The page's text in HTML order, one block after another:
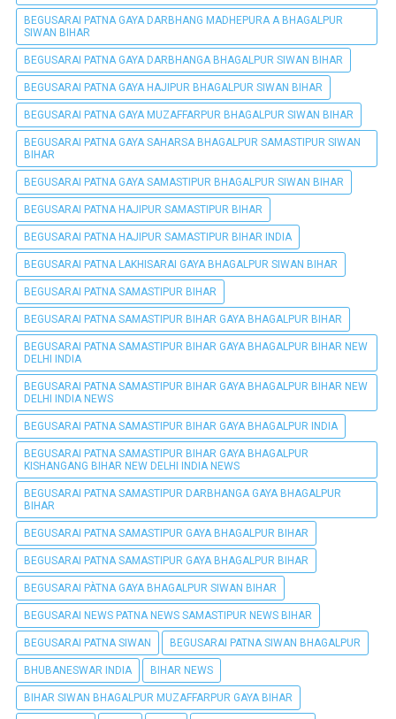
BEGUSARAI PATNA GAYA DARBHANG MADHEPURA A BHAGALPUR
SIWAN BIHAR
BEGUSARAI PATNA GAYA DARBHANGA BHAGALPUR SIWAN BIHAR
BEGUSARAI PATNA GAYA HAJIPUR BHAGALPUR SIWAN BIHAR
BEGUSARAI PATNA GAYA MUZAFFARPUR BHAGALPUR SIWAN BIHAR
BEGUSARAI PATNA GAYA SAHARSA BHAGALPUR SAMASTIPUR SIWAN
BIHAR
BEGUSARAI PATNA GAYA SAMASTIPUR BHAGALPUR SIWAN BIHAR
BEGUSARAI PATNA HAJIPUR SAMASTIPUR BIHAR
BEGUSARAI PATNA HAJIPUR SAMASTIPUR BIHAR INDIA
BEGUSARAI PATNA LAKHISARAI GAYA BHAGALPUR SIWAN BIHAR
BEGUSARAI PATNA SAMASTIPUR BIHAR
BEGUSARAI PATNA SAMASTIPUR BIHAR GAYA BHAGALPUR BIHAR
BEGUSARAI PATNA SAMASTIPUR BIHAR GAYA BHAGALPUR BIHAR NEW
DELHI INDIA
BEGUSARAI PATNA SAMASTIPUR BIHAR GAYA BHAGALPUR BIHAR NEW
DELHI INDIA NEWS
BEGUSARAI PATNA SAMASTIPUR BIHAR GAYA BHAGALPUR INDIA
BEGUSARAI PATNA SAMASTIPUR BIHAR GAYA BHAGALPUR
KISHANGANG BIHAR NEW DELHI INDIA NEWS
BEGUSARAI PATNA SAMASTIPUR DARBHANGA GAYA BHAGALPUR
BIHAR
BEGUSARAI PATNA SAMASTIPUR GAYA BHAGALPUR BIHAR
BEGUSARAI PATNA SAMASTIPUR GAYA BHAGALPUR BIHAR
BEGUSARAI PÀTNA GAYA BHAGALPUR SIWAN BIHAR
BEGUSARAI NEWS PATNA NEWS SAMASTIPUR NEWS BIHAR
BEGUSARAI PATNA SIWAN BEGUSARAI PATNA SIWAN BHAGALPUR
BHUBANESWAR INDIA BIHAR NEWS
BIHAR SIWAN BHAGALPUR MUZAFFARPUR GAYA BIHAR